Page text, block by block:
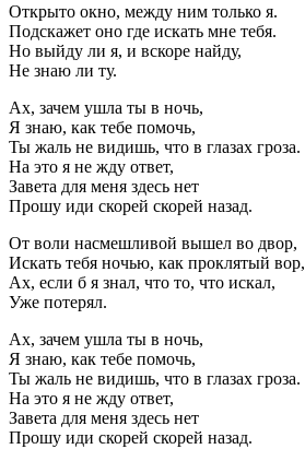
Открыто окно, между ним только я.
Подскажет оно где искать мне тебя.
Но выйду ли я, и вскоре найду,
Не знаю ли ту.
Ах, зачем ушла ты в ночь,
Я знаю, как тебе помочь,
Ты жаль не видишь, что в глазах гроза.
На это я не жду ответ,
Завета для меня здесь нет
Прошу иди скорей скорей назад.
От воли насмешливой вышел во двор,
Искать тебя ночью, как проклятый вор,
Ах, если б я знал, что то, что искал,
Уже потерял.
Ах, зачем ушла ты в ночь,
Я знаю, как тебе помочь,
Ты жаль не видишь, что в глазах гроза.
На это я не жду ответ,
Завета для меня здесь нет
Прошу иди скорей скорей назад.